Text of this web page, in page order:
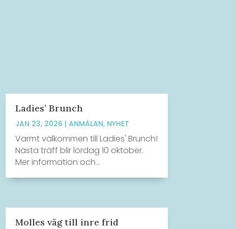
Ladies’ Brunch
JAN 23, 2026 | ANMÄLAN, NYHET
Varmt välkommen till Ladies' Brunch!
Nästa träff blir lördag 10 oktober.
Mer information och...
Molles väg till inre frid